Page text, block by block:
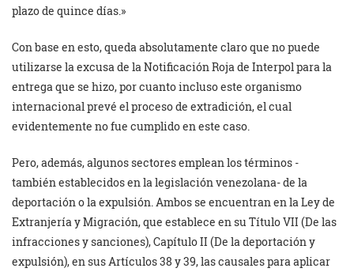
plazo de quince días.»
Con base en esto, queda absolutamente claro que no puede
utilizarse la excusa de la Notificación Roja de Interpol para la
entrega que se hizo, por cuanto incluso este organismo
internacional prevé el proceso de extradición, el cual
evidentemente no fue cumplido en este caso.
Pero, además, algunos sectores emplean los términos -
también establecidos en la legislación venezolana- de la
deportación o la expulsión. Ambos se encuentran en la Ley de
Extranjería y Migración, que establece en su Título VII (De las
infracciones y sanciones), Capítulo II (De la deportación y
expulsión), en sus Artículos 38 y 39, las causales para aplicar